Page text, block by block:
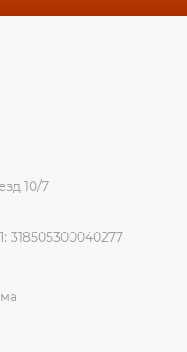
10/7